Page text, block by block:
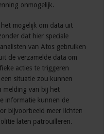
onmogelijk.
mogelijk om data uit
dat hier speciale
van Atos gebruiken
de verzamelde data om
acties te triggeren
situatie zou kunnen
melding van bij het
informatie kunnen de
bijvoorbeeld meer lichten
laten patrouilleren.